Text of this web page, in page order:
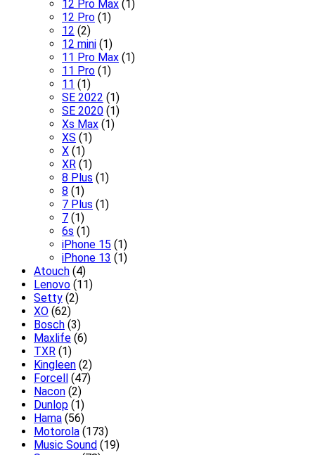
12 Pro Max (1)
12 Pro (1)
12 (2)
12 mini (1)
11 Pro Max (1)
11 Pro (1)
11 (1)
SE 2022 (1)
SE 2020 (1)
Xs Max (1)
XS (1)
X (1)
XR (1)
8 Plus (1)
8 (1)
7 Plus (1)
7 (1)
6s (1)
iPhone 15 (1)
iPhone 13 (1)
Atouch (4)
Lenovo (11)
Setty (2)
XO (62)
Bosch (3)
Maxlife (6)
TXR (1)
Kingleen (2)
Forcell (47)
Nacon (2)
Dunlop (1)
Hama (56)
Motorola (173)
Music Sound (19)